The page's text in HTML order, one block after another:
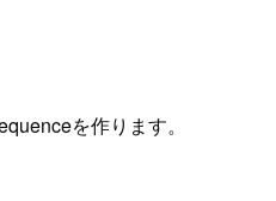
を作ります。